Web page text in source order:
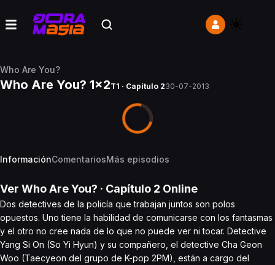
Who Are You?
Who Are You? 1x2T1 · Capítulo 230-07-2013
InformaciónComentariosMás episodios
Ver Who Are You? · Capítulo 2 Online
Dos detectives de la policía que trabajan juntos son polos
opuestos. Uno tiene la habilidad de comunicarse con los fantasmas
y el otro no cree nada de lo que no puede ver ni tocar. Detective
Yang Si On (So Yi Hyun) y su compañero, el detective Cha Geon
Woo (Taecyeon del grupo de K-pop 2PM), están a cargo del